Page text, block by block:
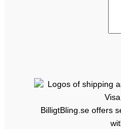
BilligtBling.se offers